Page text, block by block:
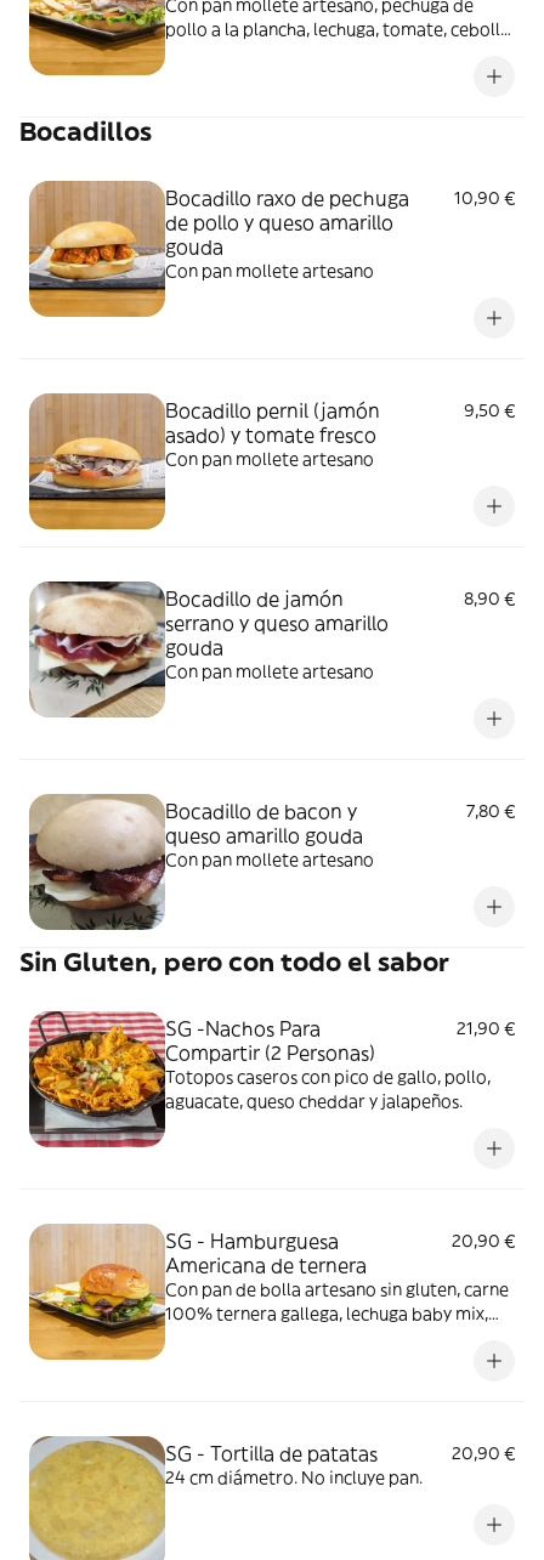
Con pan mollete artesano, pechuga de
pollo a la plancha, lechuga, tomate, cebolla
añadirlas como extra. Imagen ilustrativa.
Bocadillos
Bocadillo raxo de pechuga
de pollo y queso amarillo
gouda
10,90 €
Con pan mollete artesano
Bocadillo pernil (jamón
asado) y tomate fresco
9,50 €
Con pan mollete artesano
Bocadillo de jamón
serrano y queso amarillo
gouda
8,90 €
Con pan mollete artesano
Bocadillo de bacon y
queso amarillo gouda
7,80 €
Con pan mollete artesano
Sin Gluten, pero con todo el sabor
SG -Nachos Para
Compartir (2 Personas)
21,90 €
Totopos caseros con pico de gallo, pollo,
aguacate, queso cheddar y jalapeños.
SG - Hamburguesa
Americana de ternera
20,90 €
Con pan de bolla artesano sin gluten, carne
100% ternera gallega, lechuga baby mix,
Foto ilustrativa con pan brioche con gluten
SG - Tortilla de patatas
20,90 €
24 cm diámetro. No incluye pan.